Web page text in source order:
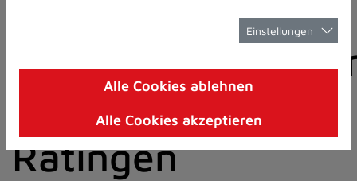
8)
I)
der Stadt
Ratingen
Einstellungen
Alle Cookies ablehnen
Alle Cookies akzeptieren